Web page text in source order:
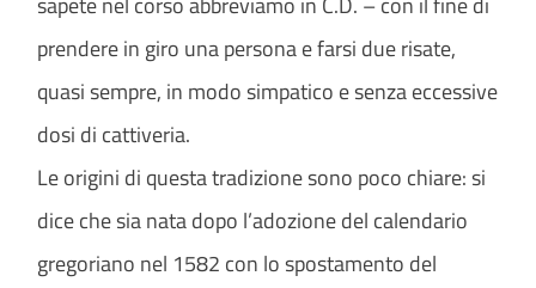
prendere in giro una persona e farsi due risate,
quasi sempre, in modo simpatico e senza eccessive
dosi di cattiveria.
Le origini di questa tradizione sono poco chiare: si
dice che sia nata dopo l’adozione del calendario
gregoriano nel 1582 con lo spostamento del